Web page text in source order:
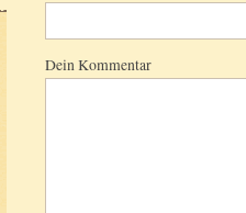
Dein Kommentar